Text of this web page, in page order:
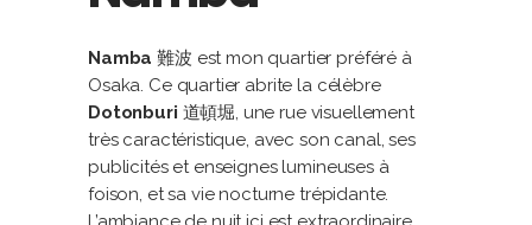
Namba 難波 est mon quartier préféré à
Osaka. Ce quartier abrite la célèbre
Dotonburi 道頓堀, une rue visuellement
très caractéristique, avec son canal, ses
publicités et enseignes lumineuses à
foison, et sa vie nocturne trépidante.